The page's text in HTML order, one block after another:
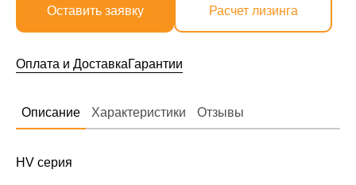
Оставить заявку Расчет лизинга
Оплата и ДоставкаГарантии
Описание Характеристики Отзывы
HV серия